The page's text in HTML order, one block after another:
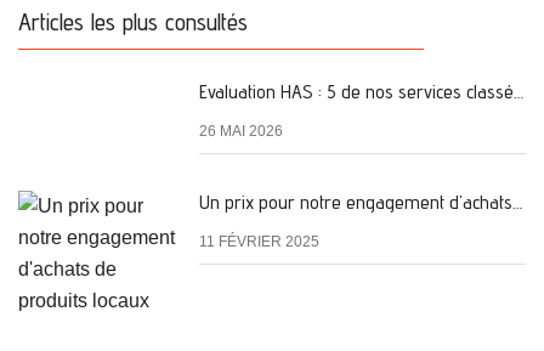
Articles les plus consultés
26 MAI 2026
11 FÉVRIER 2025